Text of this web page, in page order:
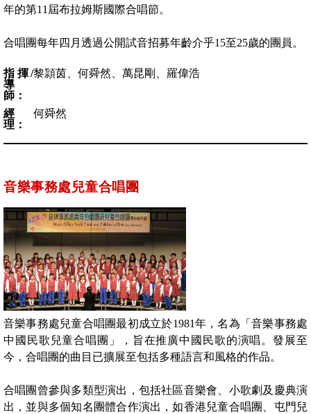
年的第11屆布拉姆斯國際合唱節。
合唱團每年四月透過公開試音招募年齡介乎15至25歲的團員。
指揮/
導
師：
黎頴茵、何舜然、萬昆剛、羅偉浩
經
理：
何舜然
音樂事務處兒童合唱團
音樂事務處兒童合唱團最初成立於1981年，名為「音樂事務處
中國民歌兒童合唱團」，旨在推廣中國民歌的演唱。發展至
今，合唱團的曲目已擴展至包括多種語言和風格的作品。
合唱團曾參與多類型演出，包括社區音樂會、小歌劇及慶典演
出，並與多個知名團體合作演出，如香港兒童合唱團、屯門兒